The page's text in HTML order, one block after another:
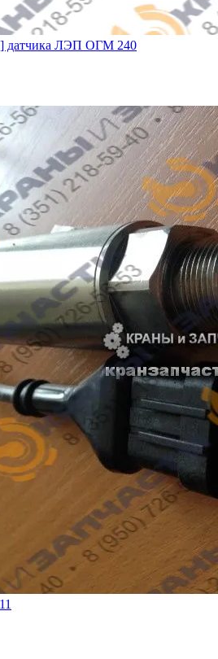
датчика ЛЭП ОГМ 240